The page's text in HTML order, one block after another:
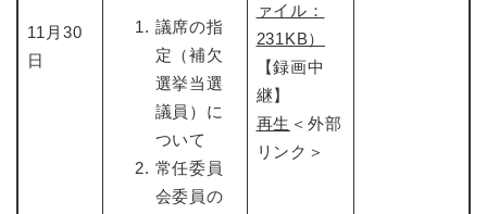
11月30
日
議席の指
定（補欠
選挙当選
議員）に
ついて
常任委員
会委員の
ァイル：
231KB）
【録画中
継】
再生 ＜外部
リンク＞